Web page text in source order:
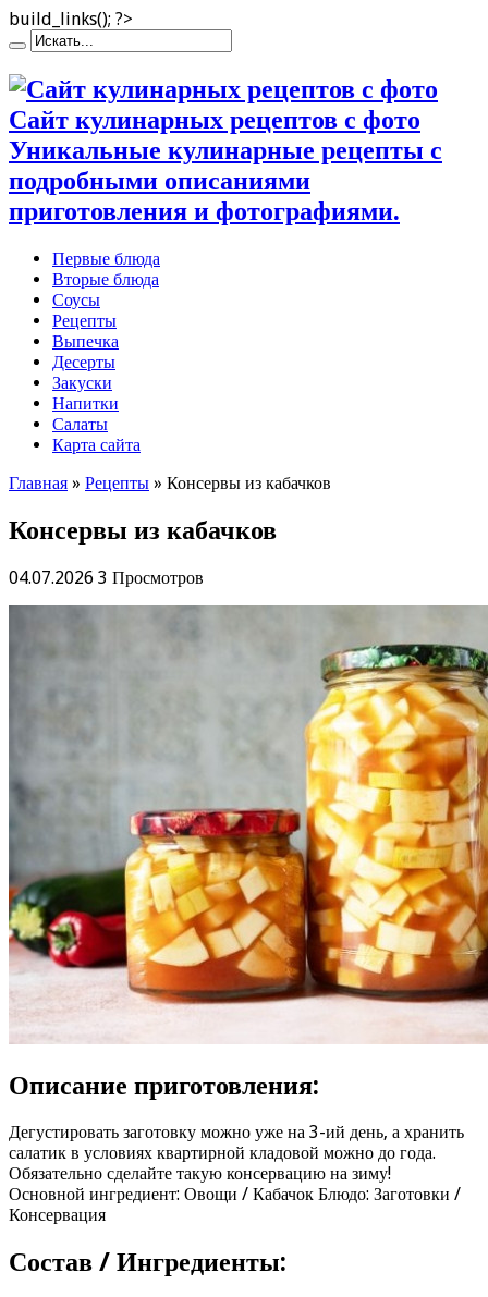
build_links(); ?>
Сайт кулинарных рецептов с фото
Уникальные кулинарные рецепты с
подробными описаниями
приготовления и фотографиями.
Первые блюда
Вторые блюда
Соусы
Рецепты
Выпечка
Десерты
Закуски
Напитки
Салаты
Карта сайта
Главная » Рецепты » Консервы из кабачков
Консервы из кабачков
04.07.2026 3 Просмотров
Описание приготовления:
Дегустировать заготовку можно уже на 3-ий день, а хранить
салатик в условиях квартирной кладовой можно до года.
Обязательно сделайте такую консервацию на зиму!
Основной ингредиент: Овощи / Кабачок Блюдо: Заготовки /
Консервация
Состав / Ингредиенты: